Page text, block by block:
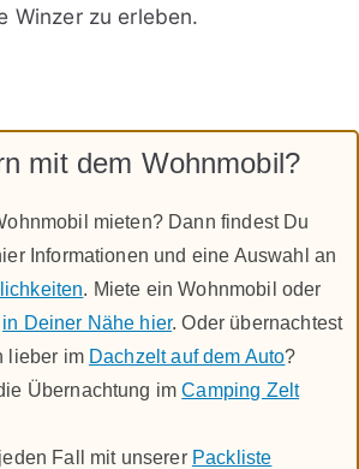
Winzer zu erleben.
mit dem Wohnmobil?
mieten? Dann findest Du
Informationen und eine Auswahl an
. Miete ein Wohnmobil oder
in Deiner Nähe hier. Oder übernachtest
lieber im Dachzelt auf dem Auto?
Übernachtung imCamping Zelt
Fall mit unserer Packliste